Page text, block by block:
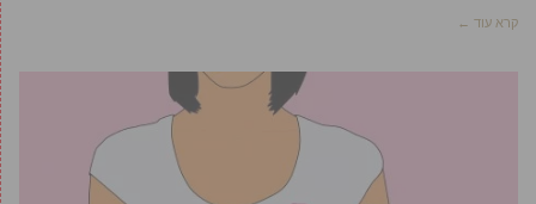
קרא עוד ←